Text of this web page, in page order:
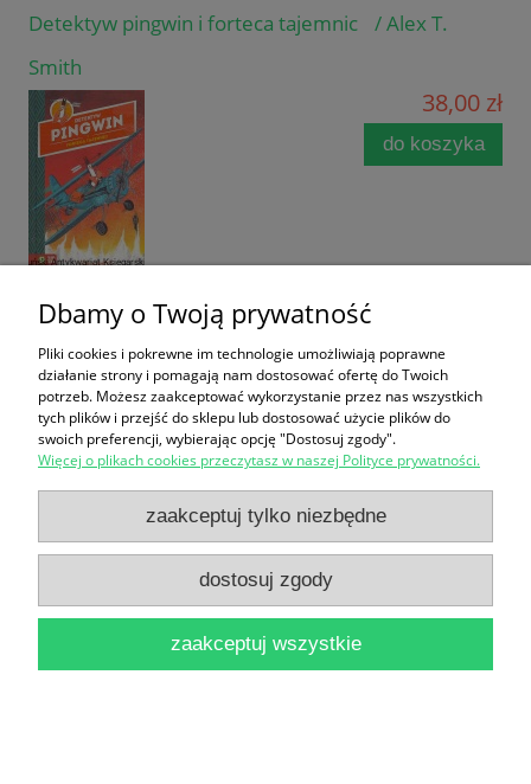
Detektyw pingwin i forteca tajemnic / Alex T.
Smith
38,00 zł
do koszyka
Nowe przygody Bolka i Lolka : Urodziny / Praca
zbiorowa
Dbamy o Twoją prywatność
Pliki cookies i pokrewne im technologie umożliwiają poprawne
działanie strony i pomagają nam dostosować ofertę do Twoich
potrzeb. Możesz zaakceptować wykorzystanie przez nas wszystkich
tych plików i przejść do sklepu lub dostosować użycie plików do
swoich preferencji, wybierając opcję "Dostosuj zgody".
Więcej o plikach cookies przeczytasz w naszej Polityce prywatności.
zaakceptuj tylko niezbędne
dostosuj zgody
zaakceptuj wszystkie